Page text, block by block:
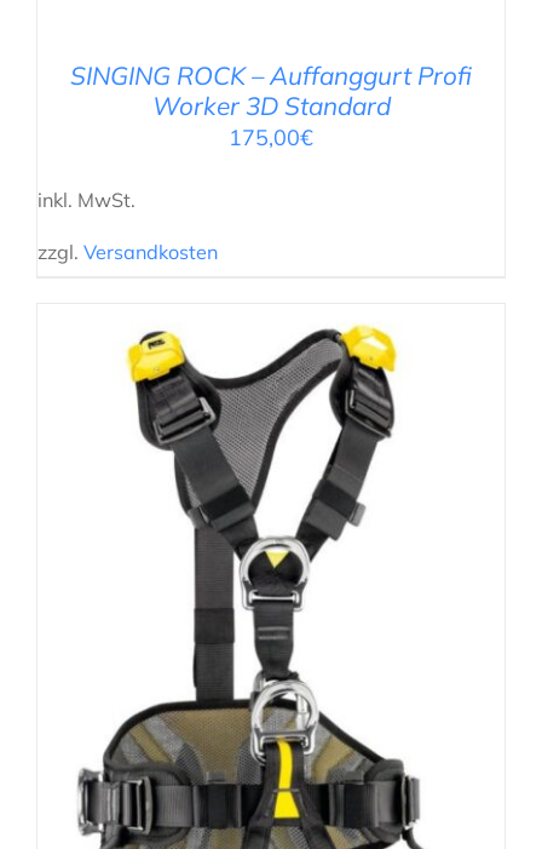
SINGING ROCK – Auffanggurt Profi
Worker 3D Standard
175,00€
inkl. MwSt.
zzgl. Versandkosten
DETAILS